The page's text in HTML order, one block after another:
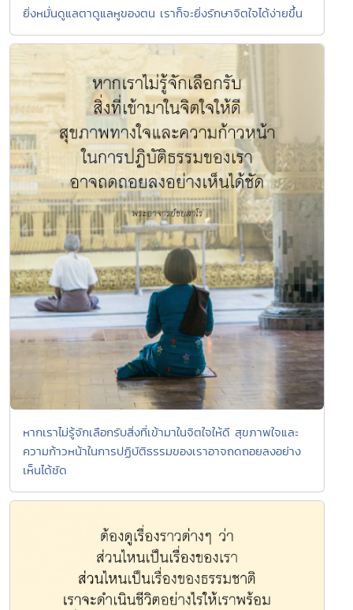
ยิ่งหมั่นดูแลตาดูแลหูของตน เราก็จะยิ่งรักษาจิตใจได้ง่ายขึ้น
หากเราไม่รู้จักเลือกรับสิ่งที่เข้ามาในจิตใจให้ดี สุขภาพใจและ
ความก้าวหน้าในการปฏิบัติธรรมของเราอาจถดถอยลงอย่าง
เห็นได้ชัด